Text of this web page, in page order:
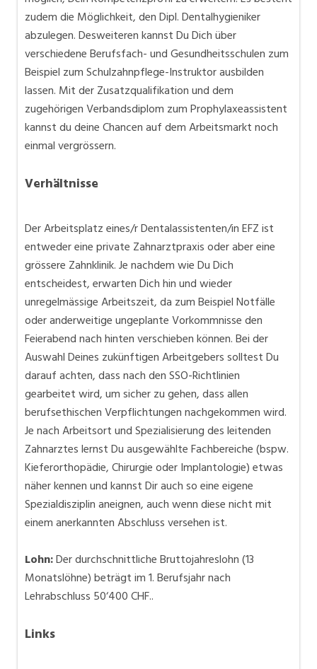
zudem die Möglichkeit, den Dipl. Dentalhygieniker
abzulegen. Desweiteren kannst Du Dich über
verschiedene Berufsfach- und Gesundheitsschulen zum
Beispiel zum Schulzahnpflege-Instruktor ausbilden
lassen. Mit der Zusatzqualifikation und dem
zugehörigen Verbandsdiplom zum Prophylaxeassistent
kannst du deine Chancen auf dem Arbeitsmarkt noch
einmal vergrössern.
Verhältnisse
Der Arbeitsplatz eines/r Dentalassistenten/in EFZ ist
entweder eine private Zahnarztpraxis oder aber eine
grössere Zahnklinik. Je nachdem wie Du Dich
entscheidest, erwarten Dich hin und wieder
unregelmässige Arbeitszeit, da zum Beispiel Notfälle
oder anderweitige ungeplante Vorkommnisse den
Feierabend nach hinten verschieben können. Bei der
Auswahl Deines zukünftigen Arbeitgebers solltest Du
darauf achten, dass nach den SSO-Richtlinien
gearbeitet wird, um sicher zu gehen, dass allen
berufsethischen Verpflichtungen nachgekommen wird.
Je nach Arbeitsort und Spezialisierung des leitenden
Zahnarztes lernst Du ausgewählte Fachbereiche (bspw.
Kieferorthopädie, Chirurgie oder Implantologie) etwas
näher kennen und kannst Dir auch so eine eigene
Spezialdisziplin aneignen, auch wenn diese nicht mit
einem anerkannten Abschluss versehen ist.
Lohn:Der durchschnittliche Bruttojahreslohn (13
Monatslöhne) beträgt im 1. Berufsjahr nach
Lehrabschluss 50‘400 CHF..
Links